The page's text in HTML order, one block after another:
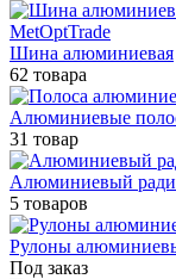
Шина алюминиевая
62 товара
Алюминиевые
31 товар
Алюминиевый
5 товаров
Рулоны
Под заказ